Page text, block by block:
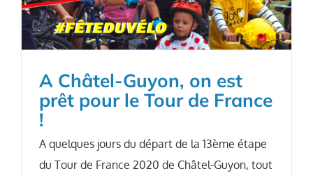
A Châtel-Guyon, on est
prêt pour le Tour de France
!
A quelques jours du départ de la 13ème étape
du Tour de France 2020 de Châtel-Guyon, tout